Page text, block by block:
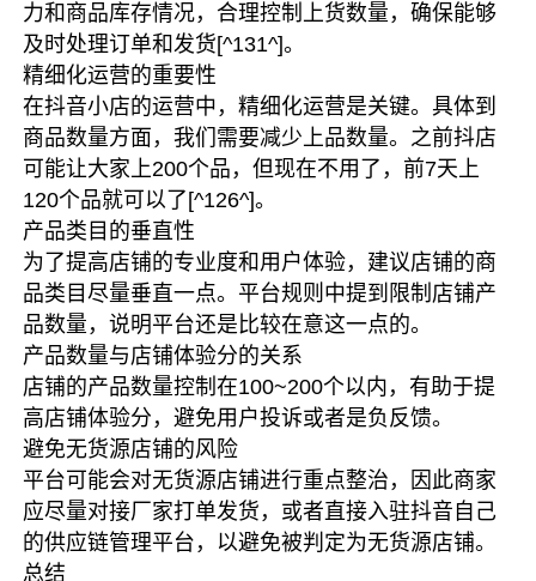
力和商品库存情况，合理控制上货数量，确保能够
及时处理订单和发货[^131^]。
精细化运营的重要性
在抖音小店的运营中，精细化运营是关键。具体到
商品数量方面，我们需要减少上品数量。之前抖店
可能让大家上200个品，但现在不用了，前7天上
120个品就可以了[^126^]。
产品类目的垂直性
为了提高店铺的专业度和用户体验，建议店铺的商
品类目尽量垂直一点。平台规则中提到限制店铺产
品数量，说明平台还是比较在意这一点的。
产品数量与店铺体验分的关系
店铺的产品数量控制在100~200个以内，有助于提
高店铺体验分，避免用户投诉或者是负反馈。
避免无货源店铺的风险
平台可能会对无货源店铺进行重点整治，因此商家
应尽量对接厂家打单发货，或者直接入驻抖音自己
的供应链管理平台，以避免被判定为无货源店铺。
总结